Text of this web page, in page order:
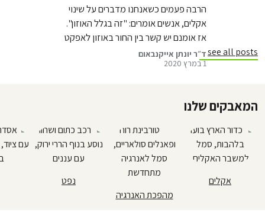
הרבה פעמים כשאנחנו מדברים על שינוי
אקלים, אנשים אומרים: "זה בגלל האוזון".
אז אומנם יש קשר בין החור באוזון לאפקט
החממה אבל הקשר שולי ומדובר בתופעות
שונות. החור באוזוןשכבת האוזון…
ד״ר יונתן אייקנבאום
1 במרץ 2020
see all posts
המאבקים שלנו
אקלים
מהפכת האנרגיה
נפט